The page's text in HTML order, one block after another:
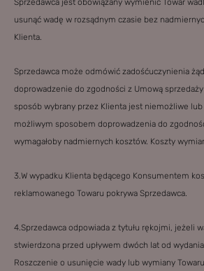
Sprzedawca jest obowiązany wymienić Towar
usunąć wadę w rozsądnym czasie bez
Klienta.
Sprzedawca może odmówić zadośćuczynienia
doprowadzenie do zgodności z Umową
sposób wybrany przez Klienta jest niemożliwe
możliwym sposobem doprowadzenia do
wymagałoby nadmiernych kosztów. Koszty
3.W wypadku Klienta będącego Konsumentem
reklamowanego Towaru pokrywa Sprzedawca.
4.Sprzedawca odpowiada z tytułu rękojmi, jeżeli
stwierdzona przed upływem dwóch lat od
Roszczenie o usunięcie wady lub wymiany